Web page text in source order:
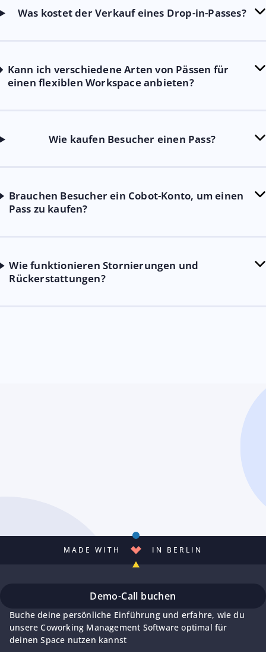
Was kostet der Verkauf eines Drop-in-Passes?
Kann ich verschiedene Arten von Pässen für
einen flexiblen Workspace anbieten?
Wie kaufen Besucher einen Pass?
Brauchen Besucher ein Cobot-Konto, um einen
Pass zu kaufen?
Wie funktionieren Stornierungen und
Rückerstattungen?
MADE WITH IN BERLIN
Demo-Call buchen
Buche deine persönliche Einführung und erfahre, wie du
unsere Coworking Management Software optimal für
deinen Space nutzen kannst